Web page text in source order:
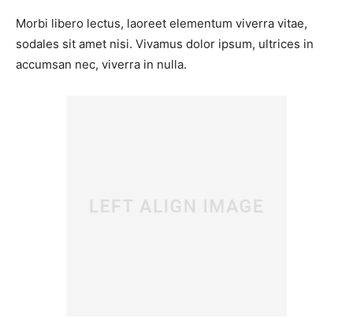
Morbi libero lectus, laoreet elementum viverra vitae,
sodales sit amet nisi. Vivamus dolor ipsum, ultrices in
accumsan nec, viverra in nulla.